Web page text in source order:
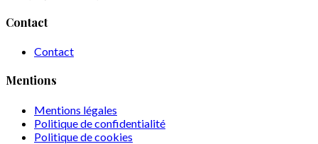
Contact
Contact
Mentions
Mentions légales
Politique de confidentialité
Politique de cookies